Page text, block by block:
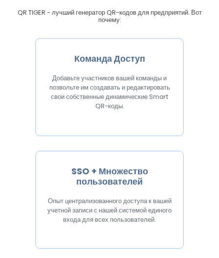
QR TIGER - лучший генератор QR-кодов для предприятий. Вот
почему:
Команда Доступ
Добавьте участников вашей команды и
позвольте им создавать и редактировать
свои собственные динамические Smart
QR-коды.
SSO + Множество
пользователей
Опыт централизованного доступа к вашей
учетной записи с нашей системой единого
входа для всех пользователей.